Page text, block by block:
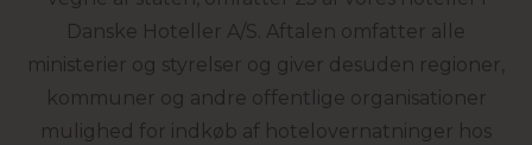
Danske Hoteller A/S. Aftalen omfatter alle
ministerier og styrelser og giver desuden regioner,
kommuner og andre offentlige organisationer
mulighed for indkøb af hotelovernatninger hos